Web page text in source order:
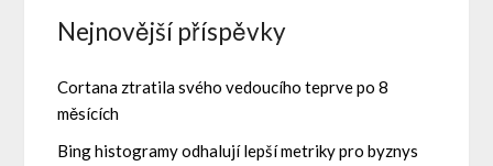
Nejnovější příspěvky
Cortana ztratila svého vedoucího teprve po 8
měsících
Bing histogramy odhalují lepší metriky pro byznys